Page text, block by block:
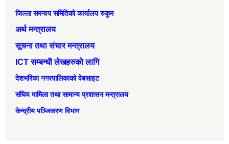
जिल्ला समन्वय समितिको कार्यालय रुकुम
अर्थ मन्त्रालय
सूचना तथा संचार मन्त्रालय
ICT सम्बन्धी लेखहरुको लागि
देशभरिका नगरपालिकाको वेबसाइट
संघिय मामिला तथा सामान्‍य प्रशासन मन्त्रालय
केन्द्रीय पञ्जिकरण विभाग